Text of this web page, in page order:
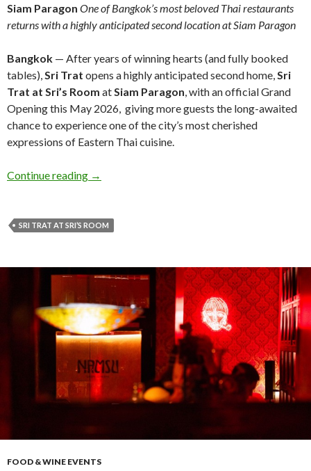
Siam Paragon One of Bangkok’s most beloved Thai restaurants
returns with a highly anticipated second location at Siam Paragon
Bangkok — After years of winning hearts (and fully booked
tables),Sri Trat opens a highly anticipated second home,Sri
Trat at Sri’s Room atSiam Paragon, with an official Grand
Opening this May 2026, giving more guests the long-awaited
chance to experience one of the city’s most cherished
expressions of Eastern Thai cuisine.
Continue reading →
SRI TRAT AT SRI’S ROOM
FOOD & WINE EVENTS